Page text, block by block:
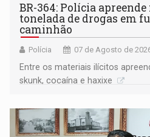
BR-364: Polícia
tonelada de drogas em
caminhão
Polícia 07 de Agosto de
Entre os materiais ilícitos
skunk, cocaína e haxixe